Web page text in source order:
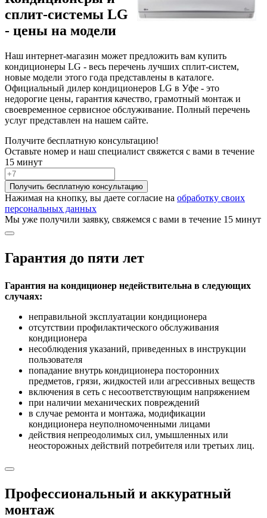
сплит-системы LG
- цены на модели
Наш интернет-магазин может предложить вам купить
кондиционеры LG - весь перечень лучших сплит-систем,
новые модели этого года представлены в каталоге.
Официальный дилер кондиционеров LG в Уфе - это
недорогие цены, гарантия качество, грамотный монтаж и
своевременное сервисное обслуживание. Полный перечень
услуг представлен на нашем сайте.
Получите бесплатную консультацию!
Оставьте номер и наш специалист свяжется с вами в течение
15 минут
Получить бесплатную консультацию
Нажимая на кнопку, вы даете согласие на обработку своих
персональных данных
Мы уже получили заявку, свяжемся с вами в течение 15 минут
Гарантия до пяти лет
Гарантия на кондиционер недействительна в следующих
случаях:
неправильной эксплуатации кондиционера
отсутствии профилактического обслуживания
кондиционера
несоблюдения указаний, приведенных в инструкции
пользователя
попадание внутрь кондиционера посторонних
предметов, грязи, жидкостей или агрессивных веществ
включения в сеть с несоответствующим напряжением
при наличии механических повреждений
в случае ремонта и монтажа, модификации
кондиционера неуполномоченными лицами
действия непреодолимых сил, умышленных или
неосторожных действий потребителя или третьих лиц.
Профессиональный и аккуратный
монтаж